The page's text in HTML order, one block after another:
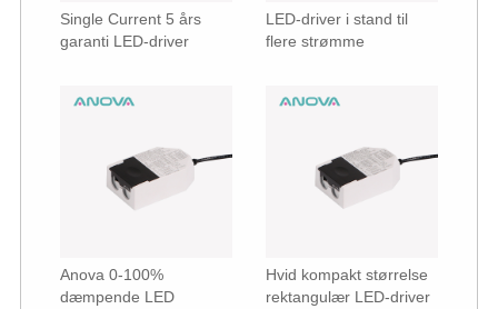
Single Current 5 års
garanti LED-driver
LED-driver i stand til
flere strømme
Anova 0-100%
dæmpende LED
Hvid kompakt størrelse
rektangulær LED-driver